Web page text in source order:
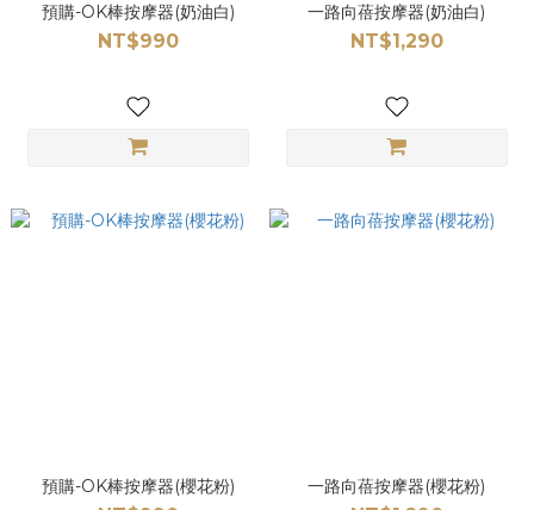
預購-OK棒按摩器(奶油白)
NT$990
一路向蓓按摩器(奶油白)
NT$1,290
預購-OK棒按摩器(櫻花粉) 一路向蓓按摩器(櫻花粉)